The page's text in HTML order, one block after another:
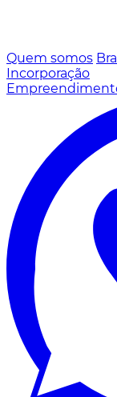
Quem somos
Incorporação